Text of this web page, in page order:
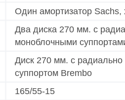
Один амортизатор
Два диска 270 мм. с
моноблочными
Диск 270 мм. с
суппортом Brembo
165/55-15